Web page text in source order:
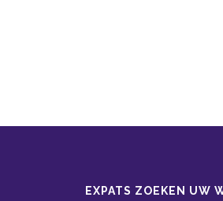
EXPATS ZOEKEN UW